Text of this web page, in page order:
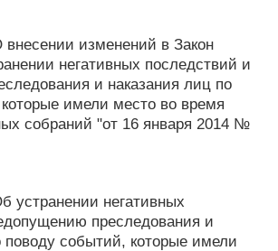
изменений в Закон
негативных последствий и
и наказания лиц по
имели место во время
собраний "от 16 января 2014 №
устранении негативных
преследования и
поводу событий, которые имели